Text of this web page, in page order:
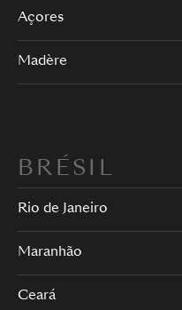
Açores
Madère
BRÉSIL
Rio de Janeiro
Maranhão
Ceará